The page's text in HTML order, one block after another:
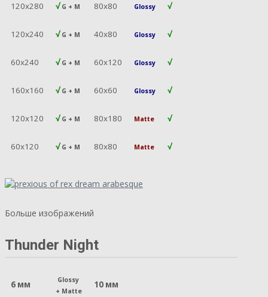
120х280 √ G + M 80х80 Glossy √
120х240 √ G + M 40х80 Glossy √
60х240 √ G + M 60х120 Glossy √
160х160 √ G + M 60х60 Glossy √
120х120 √ G + M 80х180 Matte √
60х120 √ G + M 80х80 Matte √
Больше изображений
Thunder Night
6 мм
Glossy
+ Matte
10 мм